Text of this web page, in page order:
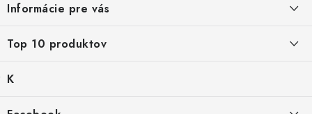
p
ä
i
Informácie pre vás
Top 10 produktov
K